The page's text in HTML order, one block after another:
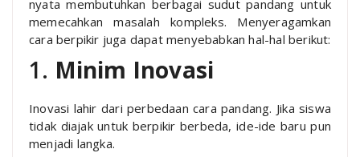
nyata membutuhkan berbagai sudut pandang untuk
memecahkan masalah kompleks. Menyeragamkan
cara berpikir juga dapat menyebabkan hal-hal berikut:
1. Minim Inovasi
Inovasi lahir dari perbedaan cara pandang. Jika siswa
tidak diajak untuk berpikir berbeda, ide-ide baru pun
menjadi langka.